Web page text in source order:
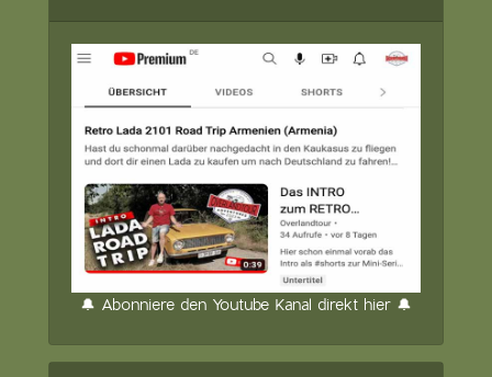
🔔 Abonniere den Youtube Kanal direkt hier 🔔